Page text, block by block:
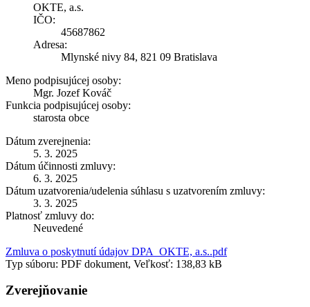
OKTE, a.s.
IČO:
45687862
Adresa:
Mlynské nivy 84, 821 09 Bratislava
Meno podpisujúcej osoby:
Mgr. Jozef Kováč
Funkcia podpisujúcej osoby:
starosta obce
Dátum zverejnenia:
5. 3. 2025
Dátum účinnosti zmluvy:
6. 3. 2025
Dátum uzatvorenia/udelenia súhlasu s uzatvorením zmluvy:
3. 3. 2025
Platnosť zmluvy do:
Neuvedené
Zmluva o poskytnutí údajov DPA_OKTE, a.s..pdf
Typ súboru: PDF dokument, Veľkosť: 138,83 kB
Zverejňovanie